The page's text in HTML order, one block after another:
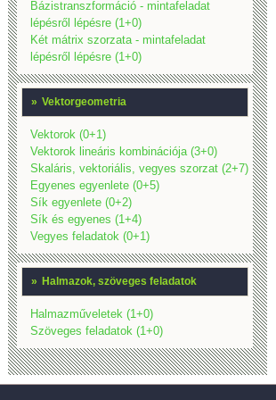
Bázistranszformáció - mintafeladat
lépésről lépésre (1+0)
Két mátrix szorzata - mintafeladat
lépésről lépésre (1+0)
» Vektorgeometria
Vektorok (0+1)
Vektorok lineáris kombinációja (3+0)
Skaláris, vektoriális, vegyes szorzat (2+7)
Egyenes egyenlete (0+5)
Sík egyenlete (0+2)
Sík és egyenes (1+4)
Vegyes feladatok (0+1)
» Halmazok, szöveges feladatok
Halmazműveletek (1+0)
Szöveges feladatok (1+0)